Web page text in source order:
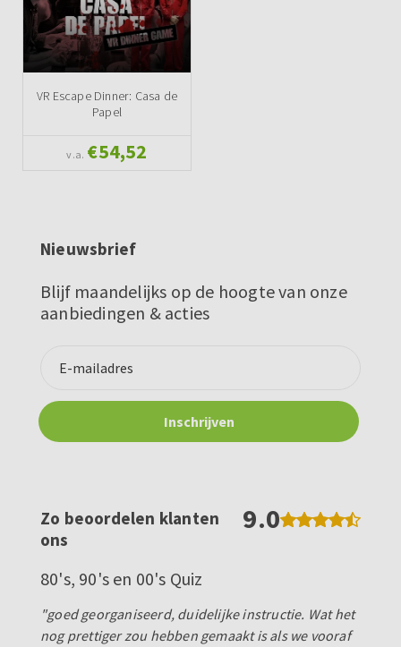
VR Escape Dinner: Casa de
Papel
v.a. €54,52
Nieuwsbrief
Blijf maandelijks op de hoogte van onze
aanbiedingen & acties
Zo beoordelen klanten
ons
9.0
80's, 90's en 00's Quiz
"goed georganiseerd, duidelijke instructie. Wat het
nog prettiger zou hebben gemaakt is als we vooraf